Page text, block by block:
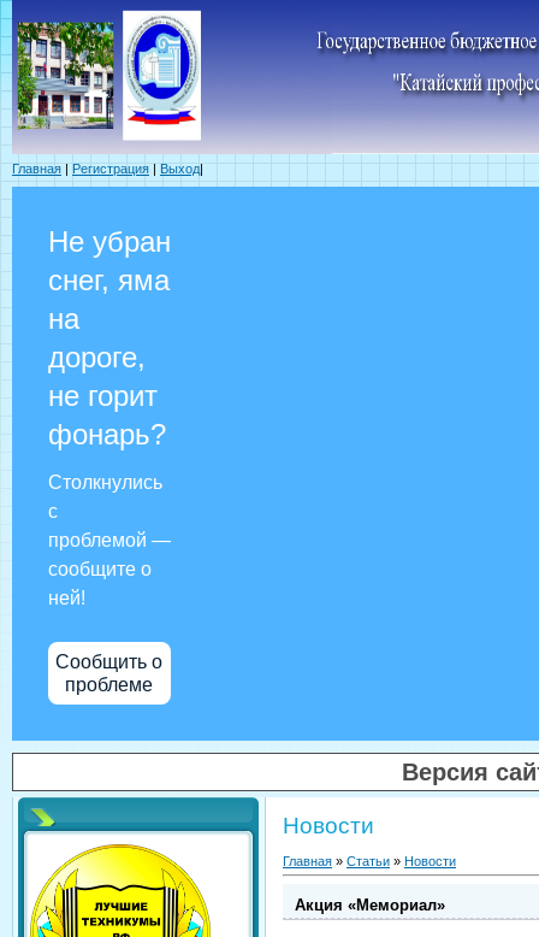
Главная | Регистрация | Выход|
Не убран
снег, яма
на
дороге,
не горит
фонарь?
Столкнулись
с
проблемой —
сообщите о
ней!
Сообщить о
проблеме
Версия
Новости
Главная » Статьи » Новости
Акция «Мемориал»